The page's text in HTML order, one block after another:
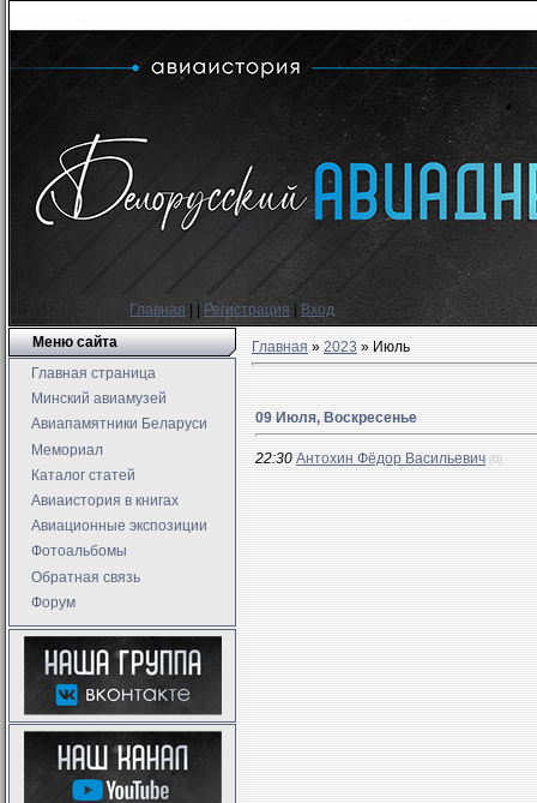
Главная Регистрация
Вход
Меню сайта
Главная страница
Минский авиамузей
Авиапамятники Беларуси
Мемориал
Каталог статей
Авиаистория в книгах
Авиационные экспозиции
Фотоальбомы
Обратная связь
Форум
Главная»2023 » Июль
09 Июля, Воскресенье
22:30 Антохин Фёдор Васильевич (0)